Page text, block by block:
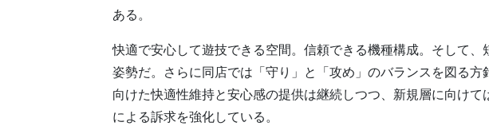
ある。
快適で安心して遊技できる空間。信頼できる機種構成。そして
姿勢だ。さらに同店では「守り」と「攻め」のバランスを図る
向けた快適性維持と安心感の提供は継続しつつ、新規層に向けて
による訴求を強化している。